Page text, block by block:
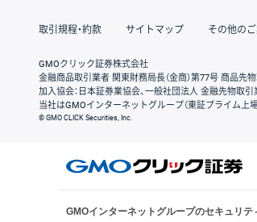
取引規程・約款 サイトマップ その他の
GMOクリック証券株式会社
金融商品取引業者 関東財務局長（金商）第77号 商品先
加入協会：日本証券業協会、一般社団法人 金融先物取
当社はGMOインターネットグループ（東証プライム上場
© GMO CLICK Securities, Inc.
GMOインターネットグループのセキュリテ